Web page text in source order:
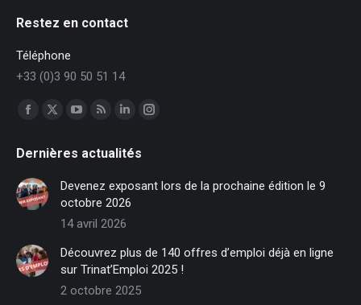
Restez en contact
Téléphone
+33 (0)3 90 50 51 14
Trouvez nous sur :
Facebook
opens
in
new
window
X
opens
new
window
opens
in
new
window
opens
in
new
window
LinkedIn
opens
in
new
window
Instagram
in
Dernières actualités
Devenez exposant lors de la prochaine édition le 9
octobre 2026
14 avril 2026
Découvrez plus de 140 offres d’emploi déjà en ligne
sur Trinat’Emploi 2025 !
2 octobre 2025